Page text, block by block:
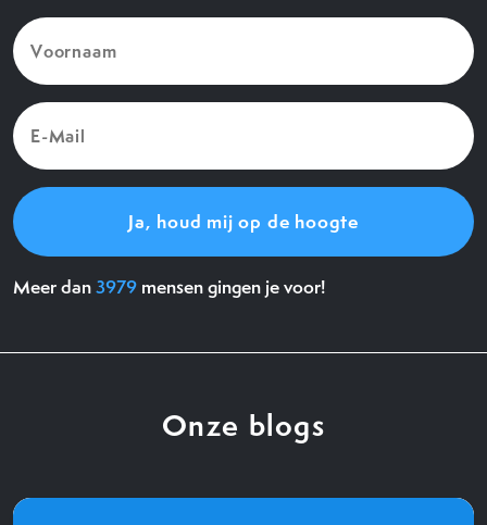
Voornaam
(Vereist)
E-
Mail
(Vereist)
Meer dan3979 mensen gingen je voor!
Onze blogs